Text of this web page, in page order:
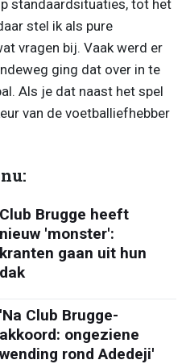
standaardsituaties, tot het
stel ik als pure
vragen bij. Vaak werd er
ging dat over in te
Als je dat naast het spel
van de voetballiefhebber
Club Brugge heeft
nieuw 'monster':
kranten gaan uit hun
dak
'Na Club Brugge-
akkoord: ongeziene
wending rond Adedeji'